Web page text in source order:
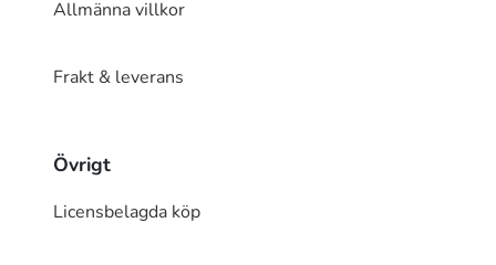
Allmänna villkor
Frakt & leverans
Övrigt
Licensbelagda köp